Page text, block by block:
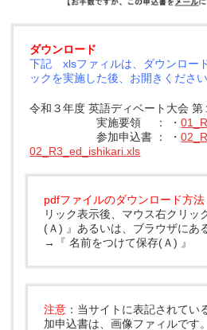
ダウンロード
下記 xlsファィルは、ダウンロー
ックを実施した後、お開きください
令和３年度 英語ディベート大会 第
実施要領 ： ・
参加申込書 ： ・
02_R3_ed_ishikari.xls
pdfファイルのダウンロード方法
リック表示後、マウス右クリッ
(Ａ) 』あるいは、ブラウザにあ
→『 名前をつけて保存(Ａ) 』
注意 ：当サイトに表記されてい
加申込書は、画像ファィルです